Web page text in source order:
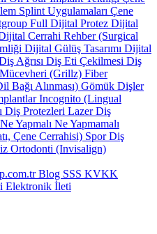
Splint Uygulamaları Çene
Full Dijital Protez Dijital
Cerrahi Rehber (Surgical
Dijital Gülüş Tasarımı Dijital
Ağrısı Diş Eti Çekilmesi Diş
(Grillz) Fiber
Bağı Alınması) Gömük Dişler
Incognito (Lingual
Diş Protezleri Lazer Diş
Ne Yapmalı Ne Yapmamalı
Çene Cerrahisi) Spor Diş
Ortodonti (Invisalign)
Blog SSS KVKK
Elektronik İleti